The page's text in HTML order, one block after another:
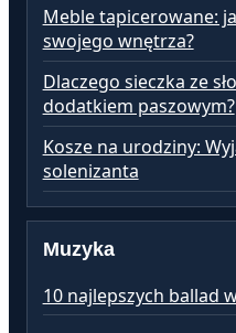
Meble tapicerowane:
swojego wnętrza?
Dlaczego sieczka ze
dodatkiem paszowym?
Kosze na urodziny:
solenizanta
Muzyka
10 najlepszych ballad